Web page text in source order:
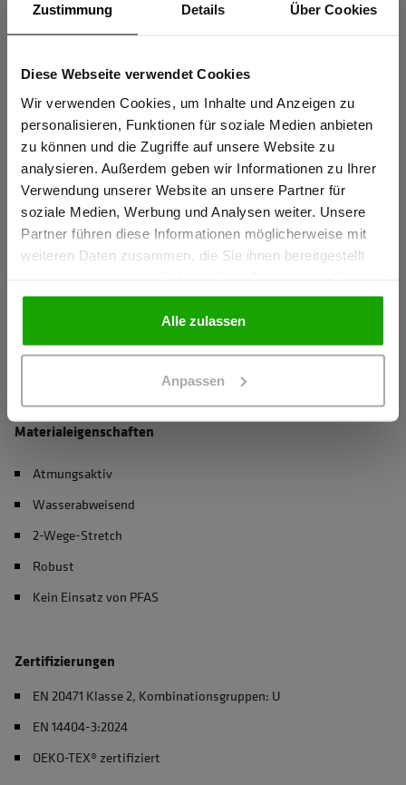
Zustimmung Details Über Cookies
Diese Webseite verwendet Cookies
Wir verwenden Cookies, um Inhalte und Anzeigen zu
personalisieren, Funktionen für soziale Medien anbieten
zu können und die Zugriffe auf unsere Website zu
analysieren. Außerdem geben wir Informationen zu Ihrer
Verwendung unserer Website an unsere Partner für
soziale Medien, Werbung und Analysen weiter. Unsere
Partner führen diese Informationen möglicherweise mit
weiteren Daten zusammen, die Sie ihnen bereitgestellt
gesammelt haben.
Alle zulassen
Anpassen
maximale Abriebfestigkeit
Thermofixierte und formstabile Reflexstreifen PRO ReFlex
Wasserabweisendes Stretchmaterial für perfekten
Tragekomfort
mehr anzeigen
Herstellerangaben
Schöffel PRO GmbH, Albert-Einstein-Strasse 1, 86830
Schwabmünchen, Deutschland
info@schoeffel-pro.com
Materialeigenschaften
Atmungsaktiv
Wasserabweisend
2-Wege-Stretch
Robust
Kein Einsatz von PFAS
Zertifizierungen
EN 20471 Klasse 2, Kombinationsgruppen: U
EN 14404-3:2024
OEKO-TEX® zertifiziert
Sind Sie
Gewerbetreibender?
Ich bestätige, dass ich Gewerbetreibender bin. Alle
Preise werden netto ausgewiesen.